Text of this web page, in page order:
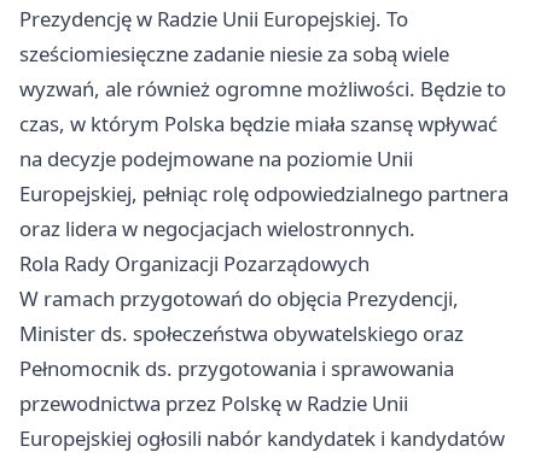
Prezydencję w Radzie Unii Europejskiej. To
sześciomiesięczne zadanie niesie za sobą wiele
wyzwań, ale również ogromne możliwości. Będzie to
czas, w którym Polska będzie miała szansę wpływać
na decyzje podejmowane na poziomie Unii
Europejskiej, pełniąc rolę odpowiedzialnego partnera
oraz lidera w negocjacjach wielostronnych.
Rola Rady Organizacji Pozarządowych
W ramach przygotowań do objęcia Prezydencji,
Minister ds. społeczeństwa obywatelskiego oraz
Pełnomocnik ds. przygotowania i sprawowania
przewodnictwa przez Polskę w Radzie Unii
Europejskiej ogłosili nabór kandydatek i kandydatów